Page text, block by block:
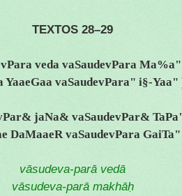
TEXTOS 28–29
veda vaSaudevPara
YaaeGaa vaSaudevPara" i§-Yaa"
jaNa& vaSaudevPar&
DaMaaeR vaSaudevPara
vāsudeva-parā vedā
vāsudeva-parā makhāḥ